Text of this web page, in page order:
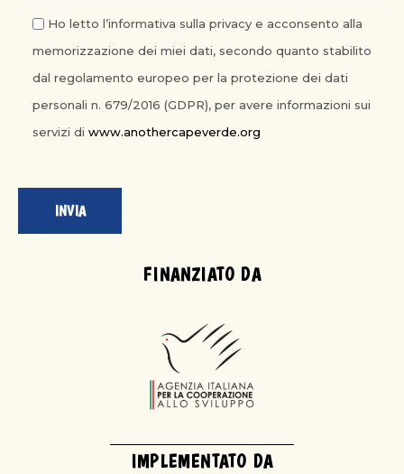
Ho letto l’informativa sulla privacy e acconsento alla
memorizzazione dei miei dati, secondo quanto stabilito
dal regolamento europeo per la protezione dei dati
personali n. 679/2016 (GDPR), per avere informazioni sui
servizi di www.anothercapeverde.org
FINANZIATO DA
IMPLEMENTATO DA